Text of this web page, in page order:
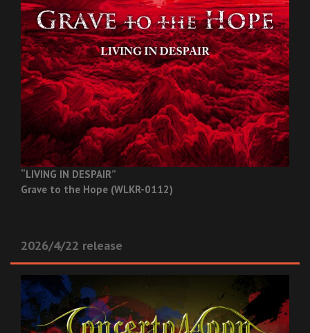
“LIVING IN DESPAIR”
Grave to the Hope (WLKR-0112)
2026/4/22 release